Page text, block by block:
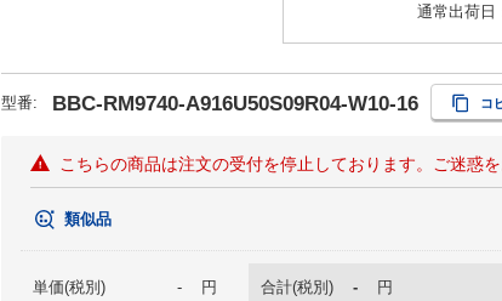
通常出荷日
型番: BBC-RM9740-A916U50S09R04-W10-16 コ
こちらの商品は注文の受付を停止しております。ご迷惑
類似品
単価(税別) - 円 合計(税別) - 円